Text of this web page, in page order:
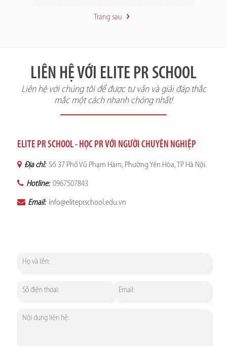
Trang sau
LIÊN HỆ VỚI ELITE PR SCHOOL
Liên hệ với chúng tôi để được tư vấn và giải đáp thắc
mắc một cách nhanh chóng nhất!
ELITE PR SCHOOL - HỌC PR VỚI NGƯỜI CHUYÊN NGHIỆP
Địa chỉ: Số 37 Phố Vũ Phạm Hàm, Phường Yên Hòa, TP Hà Nội.
Hotline: 0967507843
Email: info@eliteprschool.edu.vn